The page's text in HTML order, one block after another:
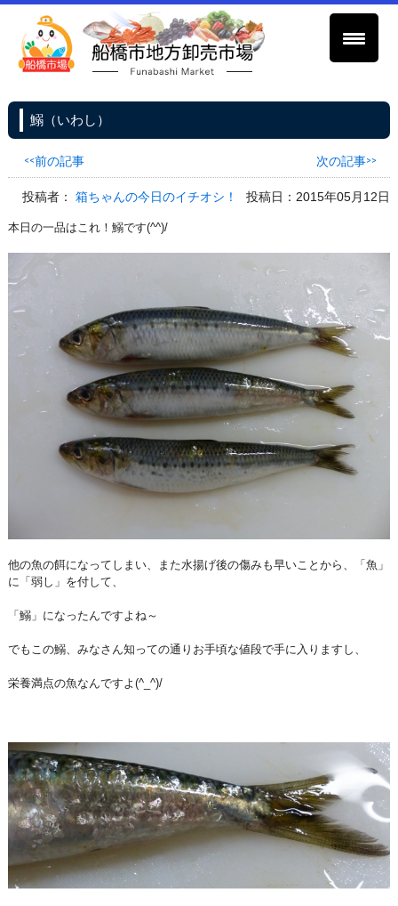
鰯（いわし）
<<前の記事 次の記事>>
投稿者：箱ちゃんの今日のイチオシ！ 投稿日：2015年05月12日
本日の一品はこれ！鰯です(^^)/
他の魚の餌になってしまい、また水揚げ後の傷みも早いことから、「魚」
に「弱し」を付して、
「鰯」になったんですよね～
でもこの鰯、みなさん知っての通りお手頃な値段で手に入りますし、
栄養満点の魚なんですよ(^_^)/